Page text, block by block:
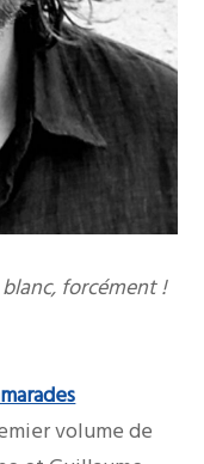
forcément !
volume de